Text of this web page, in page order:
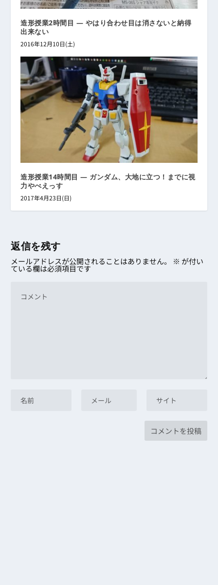
造形授業2時間目 ― やはり合わせ目は消さないと納得
出来ない
2016年12月10日(土)
造形授業14時間目 ― ガンダム、大地に立つ！までに視
力やべえっす
2017年4月23日(日)
返信を残す
メールアドレスが公開されることはありません。 ※ が付い
ている欄は必須項目です